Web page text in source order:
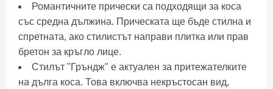
Романтичните прически са подходящи за коса
със средна дължина. Прическата ще бъде стилна и
спретната, ако стилистът направи плитка или прав
бретон за кръгло лице.
Стилът "Гръндж" е актуален за притежателките
на дълга коса. Това включва некръстосан вид,